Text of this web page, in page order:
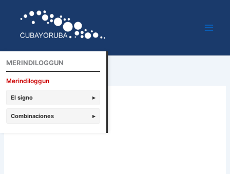
contenido
MERINDILOGGUN
Merindiloggun
El signo ▸
Combinaciones ▸